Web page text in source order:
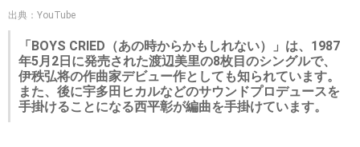
出典：YouTube
「BOYS CRIED（あの時からかもしれない）」は、1987
年5月2日に発売された渡辺美里の8枚目のシングルで、
伊秩弘将の作曲家デビュー作としても知られています。
また、後に宇多田ヒカルなどのサウンドプロデュースを
手掛けることになる西平彰が編曲を手掛けています。